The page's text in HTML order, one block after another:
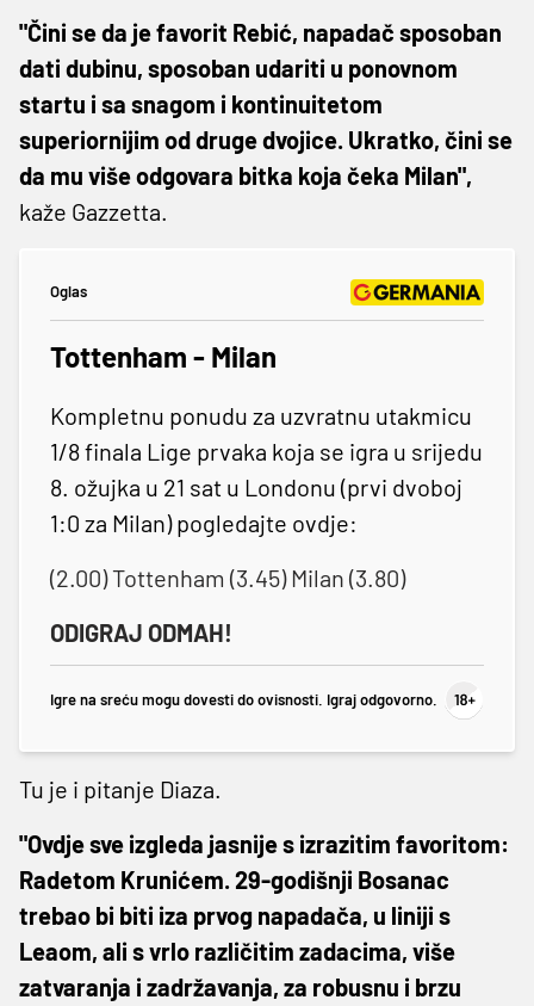
"Čini se da je favorit Rebić, napadač sposoban
dati dubinu, sposoban udariti u ponovnom
startu i sa snagom i kontinuitetom
superiornijim od druge dvojice. Ukratko, čini se
da mu više odgovara bitka koja čeka Milan",
kaže Gazzetta.
Oglas
Tottenham - Milan
Kompletnu ponudu za uzvratnu utakmicu
1/8 finala Lige prvaka koja se igra u srijedu
8. ožujka u 21 sat u Londonu (prvi dvoboj
1:0 za Milan) pogledajte ovdje:
(2.00) Tottenham (3.45) Milan (3.80)
ODIGRAJ ODMAH!
Igre na sreću mogu dovesti do ovisnosti. Igraj odgovorno.
Tu je i pitanje Diaza.
"Ovdje sve izgleda jasnije s izrazitim favoritom:
Radetom Krunićem. 29-godišnji Bosanac
trebao bi biti iza prvog napadača, u liniji s
Leaom, ali s vrlo različitim zadacima, više
zatvaranja i zadržavanja, za robusnu i brzu